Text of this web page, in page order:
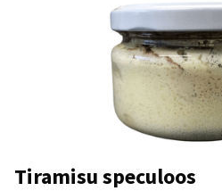
Tiramisu speculoos